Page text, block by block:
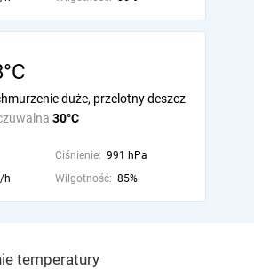
30°C
duże, przelotny deszcz
Ciśnienie: 991 hPa
h Wilgotność: 85%
temperatury